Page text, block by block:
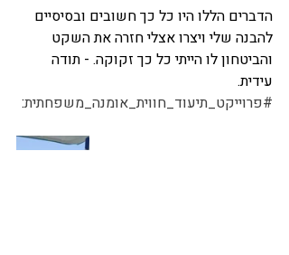
הדברים הללו היו כל כך חשובים ובסיסיים
להבנה שלי ויצרו אצלי חזרה את השקט
והביטחון לו הייתי כל כך זקוקה. - תודה
עידית.
#פרוייקט_תיעוד_חווית_אומנה_משפחתית: